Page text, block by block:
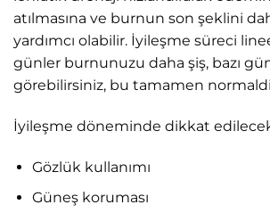
atılmasına ve burnun son şeklini
yardımcı olabilir. İyileşme süreci
günler burnunuzu daha şiş, bazı
görebilirsiniz, bu tamamen
İyileşme döneminde dikkat
Gözlük kullanımı
Güneş koruması